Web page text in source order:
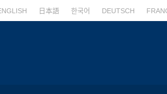
日本語 한국어 DEUTSCH